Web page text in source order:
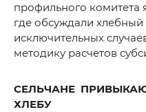
профильного комитета
где обсуждали хлебный
исключительных
методику расчетов
СЕЛЬЧАНЕ
ХЛЕБУ